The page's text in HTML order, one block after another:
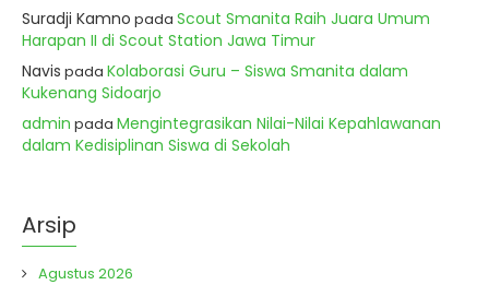
Suradji Kamno pada Scout Smanita Raih Juara Umum
Harapan II di Scout Station Jawa Timur
Navis pada Kolaborasi Guru – Siswa Smanita dalam
Kukenang Sidoarjo
admin pada Mengintegrasikan Nilai-Nilai Kepahlawanan
dalam Kedisiplinan Siswa di Sekolah
Arsip
Agustus 2026